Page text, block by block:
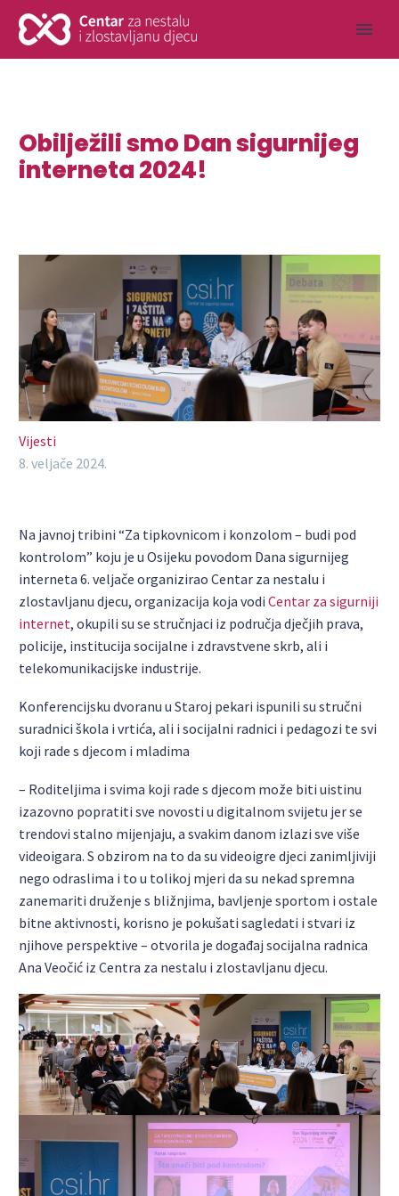
Obilježili smo Dan sigurnijeg
interneta 2024!
Vijesti
8. veljače 2024.
Na javnoj tribini “Za tipkovnicom i konzolom – budi pod
kontrolom” koju je u Osijeku povodom Dana sigurnijeg
interneta 6. veljače organizirao Centar za nestalu i
zlostavljanu djecu, organizacija koja vodi Centar za sigurniji
internet, okupili su se stručnjaci iz područja dječjih prava,
policije, institucija socijalne i zdravstvene skrb, ali i
telekomunikacijske industrije.
Konferencijsku dvoranu u Staroj pekari ispunili su stručni
suradnici škola i vrtića, ali i socijalni radnici i pedagozi te svi
koji rade s djecom i mladima
– Roditeljima i svima koji rade s djecom može biti uistinu
izazovno popratiti sve novosti u digitalnom svijetu jer se
trendovi stalno mijenjaju, a svakim danom izlazi sve više
videoigara. S obzirom na to da su videoigre djeci zanimljiviji
nego odraslima i to u tolikoj mjeri da su nekad spremna
zanemariti druženje s bližnjima, bavljenje sportom i ostale
bitne aktivnosti, korisno je pokušati sagledati i stvari iz
njihove perspektive – otvorila je događaj socijalna radnica
Ana Veočić iz Centra za nestalu i zlostavljanu djecu.